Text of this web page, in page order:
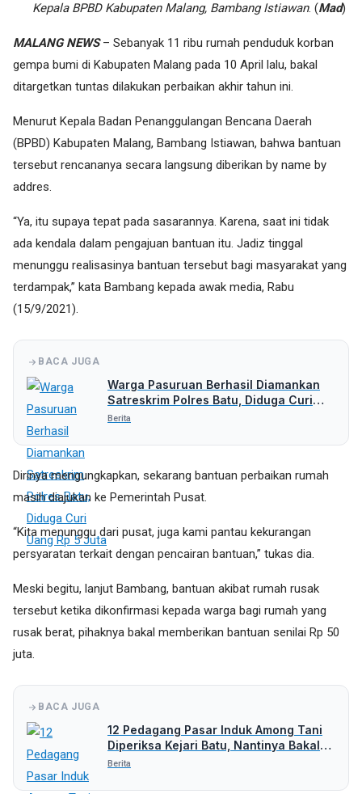
Kepala BPBD Kabupaten Malang, Bambang Istiawan. (Mad)
MALANG NEWS– Sebanyak 11 ribu rumah penduduk korban
gempa bumi di Kabupaten Malang pada 10 April lalu, bakal
ditargetkan tuntas dilakukan perbaikan akhir tahun ini.
Menurut Kepala Badan Penanggulangan Bencana Daerah
(BPBD) Kabupaten Malang, Bambang Istiawan, bahwa bantuan
tersebut rencananya secara langsung diberikan by name by
addres.
“Ya, itu supaya tepat pada sasarannya. Karena, saat ini tidak
ada kendala dalam pengajuan bantuan itu. Jadiz tinggal
menunggu realisasinya bantuan tersebut bagi masyarakat yang
terdampak,” kata Bambang kepada awak media, Rabu
(15/9/2021).
BACA JUGA
Warga Pasuruan Berhasil Diamankan
Satreskrim Polres Batu, Diduga Curi
Uang Rp 5 Juta
Berita
Dirinya mengungkapkan, sekarang bantuan perbaikan rumah
masih diajukan ke Pemerintah Pusat.
“Kita menunggu dari pusat, juga kami pantau kekurangan
persyaratan terkait dengan pencairan bantuan,” tukas dia.
Meski begitu, lanjut Bambang, bantuan akibat rumah rusak
tersebut ketika dikonfirmasi kepada warga bagi rumah yang
rusak berat, pihaknya bakal memberikan bantuan senilai Rp 50
juta.
BACA JUGA
12 Pedagang Pasar Induk Among Tani
Diperiksa Kejari Batu, Nantinya Bakal
Periksa Pihak Lain
Berita